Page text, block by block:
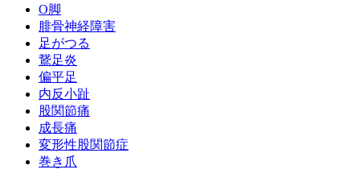
О脚
腓骨神経障害
足がつる
鵞足炎
偏平足
内反小趾
股関節痛
成長痛
変形性股関節症
巻き爪